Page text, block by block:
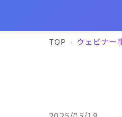
TOP ウェビナー